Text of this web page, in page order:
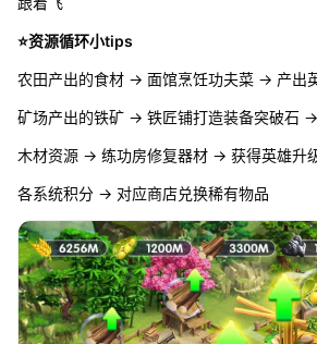
⭐资源循环小tips
农田产出的食材 → 面馆烹饪功夫菜 → 产出
矿场产出的铁矿 → 铁匠铺打造装备突破石
木材资源 → 练功房修复器材 → 获得英雄升
各系统积分 → 对应商店兑换稀有物品